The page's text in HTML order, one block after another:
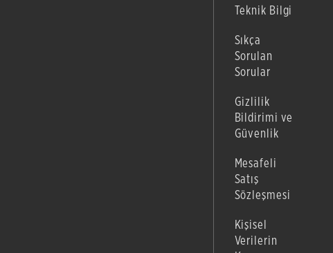
Teknik Bilgi
Sıkça
Sorulan
Sorular
Gizlilik
Bildirimi ve
Güvenlik
Mesafeli
Satış
Sözleşmesi
Kişisel
Verilerin